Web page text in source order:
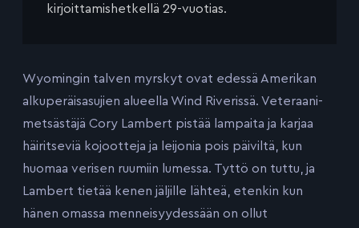
kirjoittamishetkellä 29-vuotias.
Wyomingin talven myrskyt ovat edessä Amerikan
alkuperäisasujien alueella Wind Riverissä. Veteraani-
metsästäjä Cory Lambert pistää lampaita ja karjaa
häiritseviä kojootteja ja leijonia pois päiviltä, kun
huomaa verisen ruumiin lumessa. Tyttö on tuttu, ja
Lambert tietää kenen jäljille lähteä, etenkin kun
hänen omassa menneisyydessään on ollut